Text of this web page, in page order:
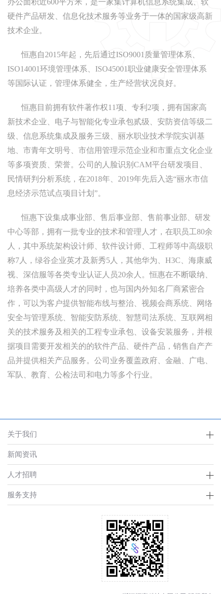
办公面积近600平方米，是一家集计算机信息系统集成、软
硬件产品研发、信息化技术服务等业务于一体的国家级高新
技术企业。
恒惠自2015年起，先后通过ISO9001质量管理体系、
ISO14001环境管理体系、ISO45001职业健康安全管理体系
等国际认证，管理体系健全，生产经营状况良好。
恒惠目前拥有软件著作权11项、专利2项，拥有国家高
新技术企业、电子与智能化专业承包贰级、安防资信等级二
级、信息系统集成及服务三级、丽水职业技术学院实训基
地、市青年文明号、市信用管理示范企业和市重点文化企业
等多项资质、荣誉。公司的人脸识别CAM平台研发项目、
民情研判分析系统，在2018年、2019年先后入选“丽水市信
息经济示范试点项目计划”。
恒惠下设集成事业部、售后事业部、售前事业部、研发
中心等部，拥有一批专业的技术和管理人才，在职员工80余
人，其中系统架构设计师、软件设计师、工程师等中高级职
称7人，绿谷企业英才及新秀5人，其他华为、H3C、海康威
视、深信服等各类专业认证人员20余人。恒惠在不断吸纳、
培养各类中高级人才的同时，也与国内外知名厂商紧密合
作，可以为客户提供智能布线与整治、视频会商系统、网络
安全与管理系统、智能安防系统、智慧司法系统、互联网相
关的技术服务及相关的工程专业承包、设备安装服务，并根
据项目需要开发相关的的软件产品、硬件产品，销售自产产
品并提供相关产品服务。公司业务覆盖政府、金融、广电、
军队、教育、公检法司和电力等多个行业。
关于我们
新闻资讯
人才招聘
服务支持